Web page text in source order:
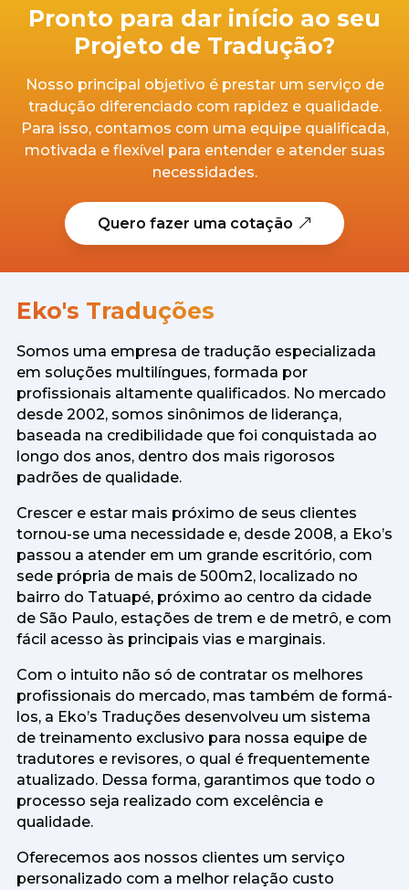
Pronto para dar início ao seu
Projeto de Tradução?
Nosso principal objetivo é prestar um serviço de
tradução diferenciado com rapidez e qualidade.
Para isso, contamos com uma equipe qualificada,
motivada e flexível para entender e atender suas
necessidades.
Quero fazer uma cotação
Eko's Traduções
Somos uma empresa de tradução especializada
em soluções multilíngues, formada por
profissionais altamente qualificados. No mercado
desde 2002, somos sinônimos de liderança,
baseada na credibilidade que foi conquistada ao
longo dos anos, dentro dos mais rigorosos
padrões de qualidade.
Crescer e estar mais próximo de seus clientes
tornou-se uma necessidade e, desde 2008, a Eko’s
passou a atender em um grande escritório, com
sede própria de mais de 500m2, localizado no
bairro do Tatuapé, próximo ao centro da cidade
de São Paulo, estações de trem e de metrô, e com
fácil acesso às principais vias e marginais.
Com o intuito não só de contratar os melhores
profissionais do mercado, mas também de formá-
los, a Eko’s Traduções desenvolveu um sistema
de treinamento exclusivo para nossa equipe de
tradutores e revisores, o qual é frequentemente
atualizado. Dessa forma, garantimos que todo o
processo seja realizado com excelência e
qualidade.
Oferecemos aos nossos clientes um serviço
personalizado com a melhor relação custo